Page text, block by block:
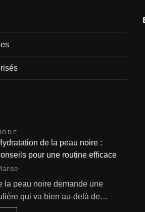
de la peau noire :
pour une routine efficace
la peau noire demande une
qui va bien au-delà de…